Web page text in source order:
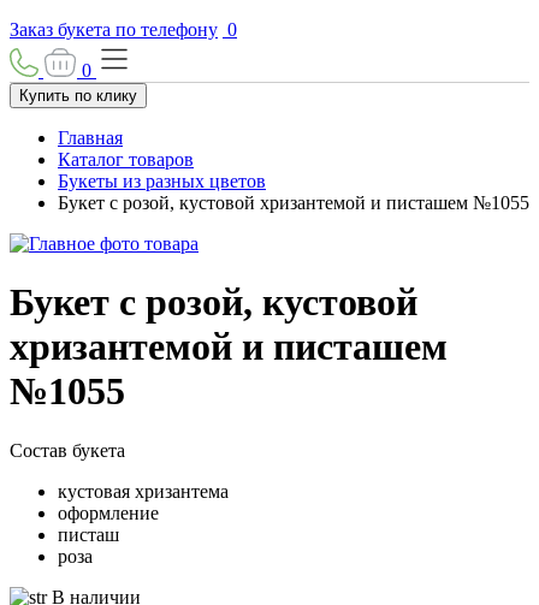
Заказ букета по телефону 0
0
Купить по клику
Главная
Каталог товаров
Букеты из разных цветов
Букет с розой, кустовой хризантемой и писташем №1055
Букет с розой, кустовой
хризантемой и писташем
№1055
Состав букета
кустовая хризантема
оформление
писташ
роза
В наличии